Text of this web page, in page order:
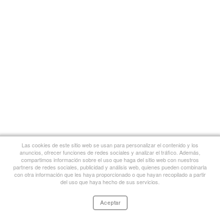
Las cookies de este sitio web se usan para personalizar el contenido y los
anuncios, ofrecer funciones de redes sociales y analizar el tráfico. Además,
compartimos información sobre el uso que haga del sitio web con nuestros
partners de redes sociales, publicidad y análisis web, quienes pueden combinarla
con otra información que les haya proporcionado o que hayan recopilado a partir
del uso que haya hecho de sus servicios.
Aceptar